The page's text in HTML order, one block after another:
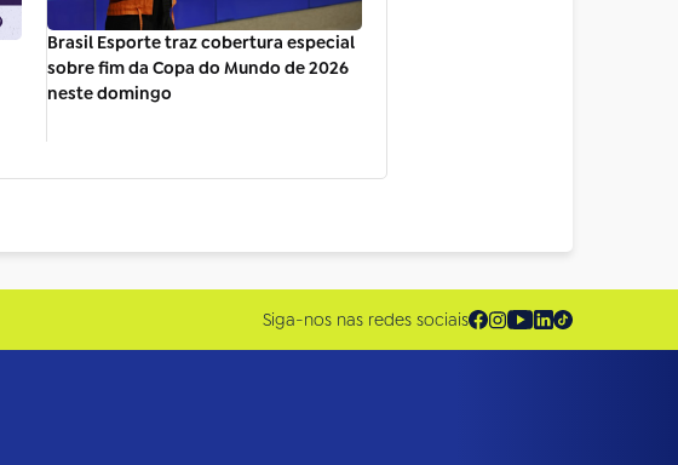
Brasil Esporte traz cobertura especial
sobre fim da Copa do Mundo de 2026
neste domingo
Siga-nos nas redes sociais